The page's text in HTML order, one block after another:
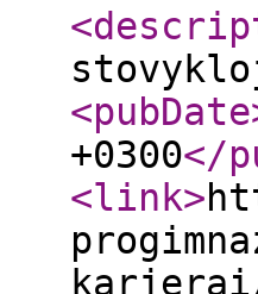
<pubDate
+0300</
<link>